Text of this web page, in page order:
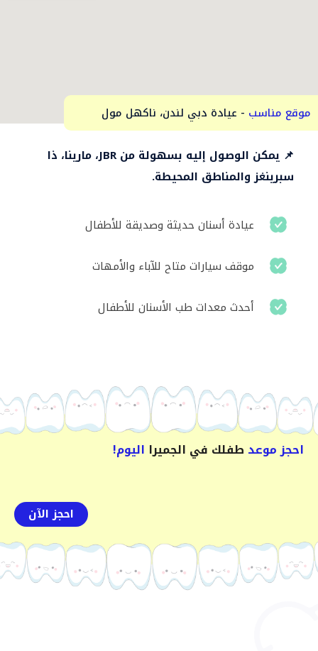
موقع مناسب - عيادة دبي لندن، ناكهل مول
📌 يمكن الوصول إليه بسهولة من JBR، مارينا، ذا
سبرينغز والمناطق المحيطة.
عيادة أسنان حديثة وصديقة للأطفال
موقف سيارات متاح للآباء والأمهات
أحدث معدات طب الأسنان للأطفال
احجز موعد طفلك في الجميرا اليوم!
احجز الآن